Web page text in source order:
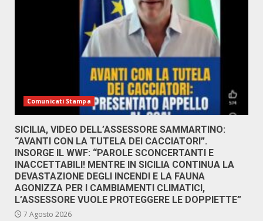
Comunicati Stampa
SICILIA, VIDEO DELL’ASSESSORE SAMMARTINO:
“AVANTI CON LA TUTELA DEI CACCIATORI”.
INSORGE IL WWF: “PAROLE SCONCERTANTI E
INACCETTABILI! MENTRE IN SICILIA CONTINUA LA
DEVASTAZIONE DEGLI INCENDI E LA FAUNA
AGONIZZA PER I CAMBIAMENTI CLIMATICI,
L’ASSESSORE VUOLE PROTEGGERE LE DOPPIETTE”
7 Agosto 2026